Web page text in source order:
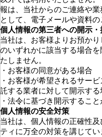
報は、当社からのご連絡や
として、電子メールや資料の
個人情報の第三者への開示・
当社は、お客様よりお預か
のいずれかに該当する場合
たしません。
お客様の同意がある場合
お客様が希望されるサー
託する業者に対して開示する
法令に基づき開示するこ
個人情報の安全対策
当社は、個人情報の正確性
ティに万全の対策を講じてい